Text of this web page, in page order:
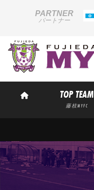
PARTNER
パートナー
TOP TEAM
藤枝MYFC